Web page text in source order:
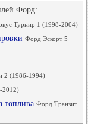
Форд:
Турнир 1 (1998-2004)
Форд Эскорт 5
2 (1986-1994)
топлива Форд Транзит